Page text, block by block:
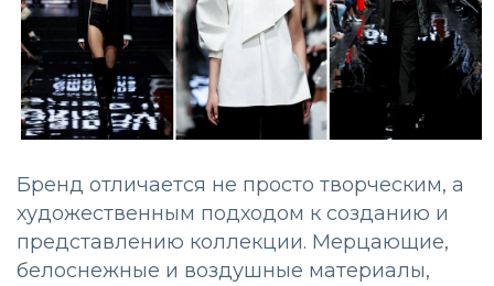
Бренд отличается не просто творческим, а
художественным подходом к созданию и
представлению коллекции. Мерцающие,
белоснежные и воздушные материалы,